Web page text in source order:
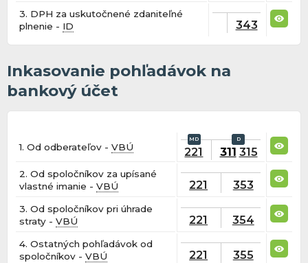
3. DPH za uskutočnené zdaniteľné
plnenie - ID 343
Inkasovanie pohľadávok na
bankový účet
1. Od odberateľov -VBÚ 221 311 315
2. Od spoločníkov za upísané
vlastné imanie -VBÚ 221 353
3. Od spoločníkov pri úhrade
straty -VBÚ 221 354
4. Ostatných pohľadávok od
spoločníkov -VBÚ 221 355